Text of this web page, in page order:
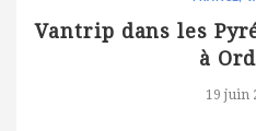
Vantrip dans les
à
19 juin